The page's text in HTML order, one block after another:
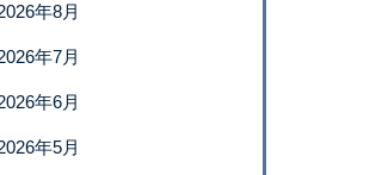
年8月
年7月
年6月
年5月